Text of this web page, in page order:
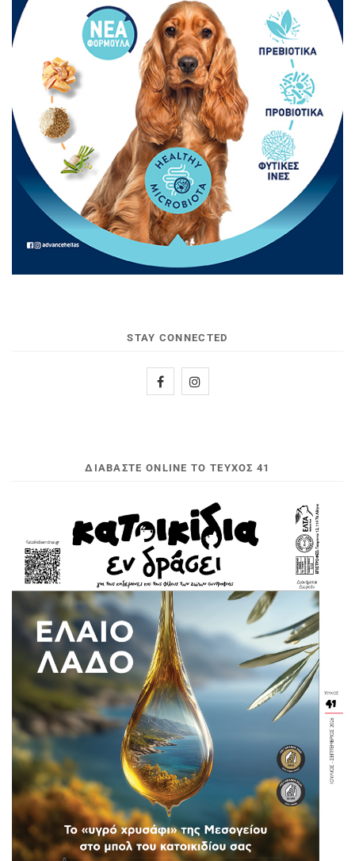
STAY CONNECTED
ΔΙΑΒΆΣΤΕ ONLINE ΤΟ ΤΕΎΧΟΣ 41